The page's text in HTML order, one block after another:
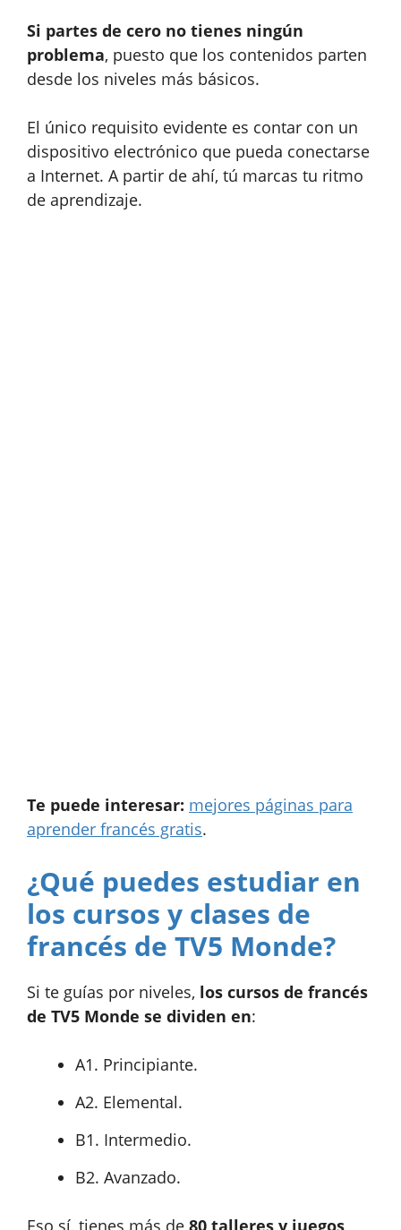
Si partes de cero no tienes ningún
problema, puesto que los contenidos parten
desde los niveles más básicos.
El único requisito evidente es contar con un
dispositivo electrónico que pueda conectarse
a Internet. A partir de ahí, tú marcas tu ritmo
de aprendizaje.
Te puede interesar: mejores páginas para
aprender francés gratis.
¿Qué puedes estudiar en
los cursos y clases de
francés de TV5 Monde?
Si te guías por niveles, los cursos de francés
de TV5 Monde se dividen en:
A1. Principiante.
A2. Elemental.
B1. Intermedio.
B2. Avanzado.
Eso sí, tienes más de 80 talleres y juegos